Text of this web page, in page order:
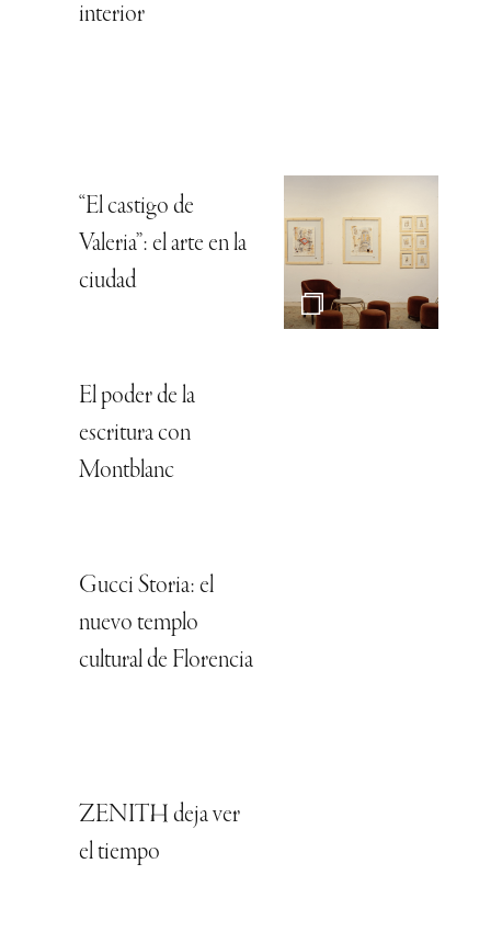
interior
“El castigo de
Valeria”: el arte en la
ciudad
El poder de la
escritura con
Montblanc
Gucci Storia: el
nuevo templo
cultural de Florencia
ZENITH deja ver
el tiempo